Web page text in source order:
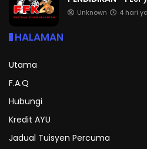
Unknown 4 hari
HALAMAN
Utama
F.A.Q
Hubungi
Kredit AYU
Jadual Tuisyen Percuma